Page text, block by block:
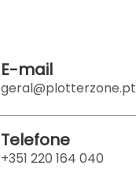
E-mail
geral@plotterzone.pt
Telefone
+351 220 164 040